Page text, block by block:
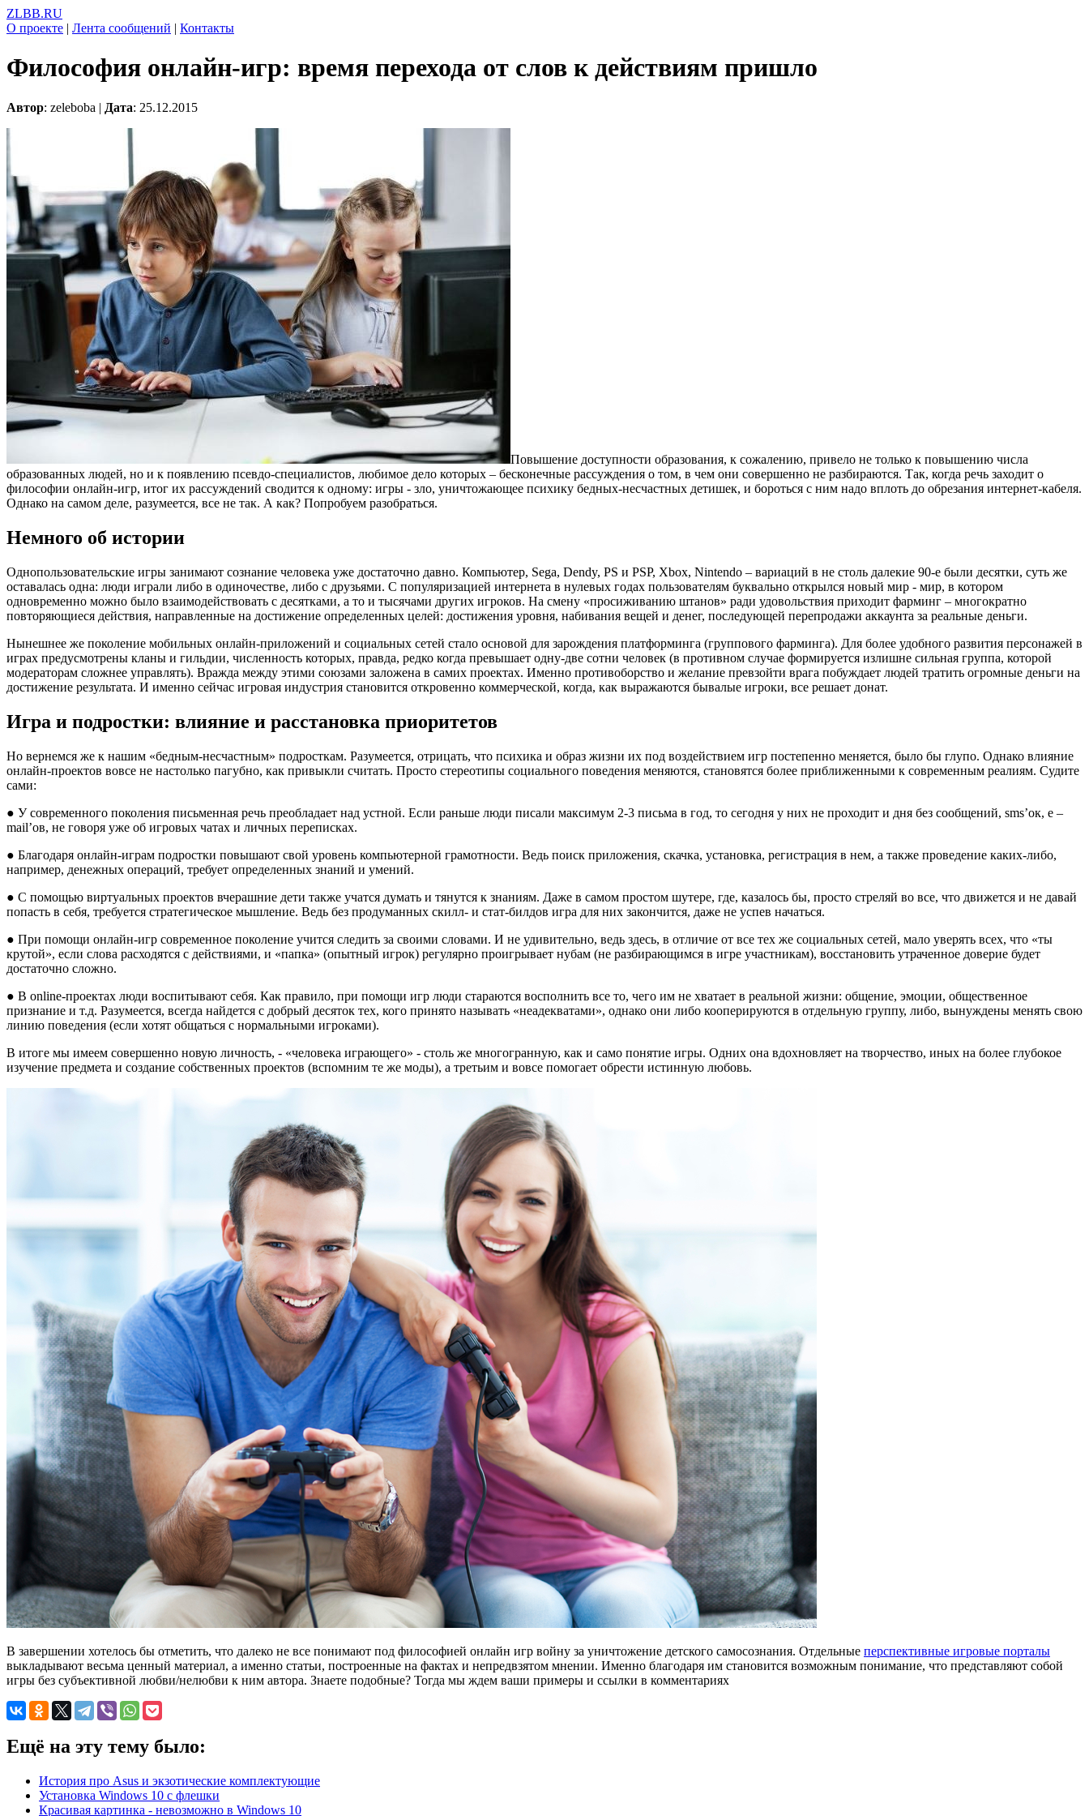
ZLBB.RU
О проекте | Лента сообщений | Контакты
Философия онлайн-игр: время перехода от слов к действиям пришло
Автор: zeleboba | Дата: 25.12.2015
Повышение доступности образования, к сожалению, привело не только к повышению числа
образованных людей, но и к появлению псевдо-специалистов, любимое дело которых – бесконечные рассуждения о том, в чем они совершенно не разбираются. Так, когда речь заходит о
философии онлайн-игр, итог их рассуждений сводится к одному: игры - зло, уничтожающее психику бедных-несчастных детишек, и бороться с ним надо вплоть до обрезания интернет-кабеля.
Однако на самом деле, разумеется, все не так. А как? Попробуем разобраться.
Немного об истории
Однопользовательские игры занимают сознание человека уже достаточно давно. Компьютер, Sega, Dendy, PS и PSP, Xbox, Nintendo – вариаций в не столь далекие 90-е были десятки, суть же
оставалась одна: люди играли либо в одиночестве, либо с друзьями. С популяризацией интернета в нулевых годах пользователям буквально открылся новый мир - мир, в котором
одновременно можно было взаимодействовать с десятками, а то и тысячами других игроков. На смену «просиживанию штанов» ради удовольствия приходит фарминг – многократно
повторяющиеся действия, направленные на достижение определенных целей: достижения уровня, набивания вещей и денег, последующей перепродажи аккаунта за реальные деньги.
Нынешнее же поколение мобильных онлайн-приложений и социальных сетей стало основой для зарождения платформинга (группового фарминга). Для более удобного развития персонажей в
играх предусмотрены кланы и гильдии, численность которых, правда, редко когда превышает одну-две сотни человек (в противном случае формируется излишне сильная группа, которой
модераторам сложнее управлять). Вражда между этими союзами заложена в самих проектах. Именно противоборство и желание превзойти врага побуждает людей тратить огромные деньги на
достижение результата. И именно сейчас игровая индустрия становится откровенно коммерческой, когда, как выражаются бывалые игроки, все решает донат.
Игра и подростки: влияние и расстановка приоритетов
Но вернемся же к нашим «бедным-несчастным» подросткам. Разумеется, отрицать, что психика и образ жизни их под воздействием игр постепенно меняется, было бы глупо. Однако влияние
онлайн-проектов вовсе не настолько пагубно, как привыкли считать. Просто стереотипы социального поведения меняются, становятся более приближенными к современным реалиям. Судите
сами:
● У современного поколения письменная речь преобладает над устной. Если раньше люди писали максимум 2-3 письма в год, то сегодня у них не проходит и дня без сообщений, sms’ок, e –
mail’ов, не говоря уже об игровых чатах и личных переписках.
● Благодаря онлайн-играм подростки повышают свой уровень компьютерной грамотности. Ведь поиск приложения, скачка, установка, регистрация в нем, а также проведение каких-либо,
например, денежных операций, требует определенных знаний и умений.
● С помощью виртуальных проектов вчерашние дети также учатся думать и тянутся к знаниям. Даже в самом простом шутере, где, казалось бы, просто стреляй во все, что движется и не давай
попасть в себя, требуется стратегическое мышление. Ведь без продуманных скилл- и стат-билдов игра для них закончится, даже не успев начаться.
● При помощи онлайн-игр современное поколение учится следить за своими словами. И не удивительно, ведь здесь, в отличие от все тех же социальных сетей, мало уверять всех, что «ты
крутой», если слова расходятся с действиями, и «папка» (опытный игрок) регулярно проигрывает нубам (не разбирающимся в игре участникам), восстановить утраченное доверие будет
достаточно сложно.
● В online-проектах люди воспитывают себя. Как правило, при помощи игр люди стараются восполнить все то, чего им не хватает в реальной жизни: общение, эмоции, общественное
признание и т.д. Разумеется, всегда найдется с добрый десяток тех, кого принято называть «неадекватами», однако они либо кооперируются в отдельную группу, либо, вынуждены менять свою
линию поведения (если хотят общаться с нормальными игроками).
В итоге мы имеем совершенно новую личность, - «человека играющего» - столь же многогранную, как и само понятие игры. Одних она вдохновляет на творчество, иных на более глубокое
изучение предмета и создание собственных проектов (вспомним те же моды), а третьим и вовсе помогает обрести истинную любовь.
В завершении хотелось бы отметить, что далеко не все понимают под философией онлайн игр войну за уничтожение детского самосознания. Отдельные перспективные игровые порталы
выкладывают весьма ценный материал, а именно статьи, построенные на фактах и непредвзятом мнении. Именно благодаря им становится возможным понимание, что представляют собой
игры без субъективной любви/нелюбви к ним автора. Знаете подобные? Тогда мы ждем ваши примеры и ссылки в комментариях
Ещё на эту тему было:
История про Asus и экзотические комплектующие
Установка Windows 10 с флешки
Красивая картинка - невозможно в Windows 10